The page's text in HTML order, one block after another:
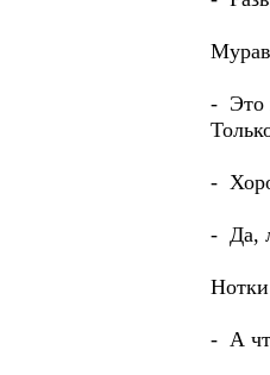
- Это
-
- Да,
Нотки
- А